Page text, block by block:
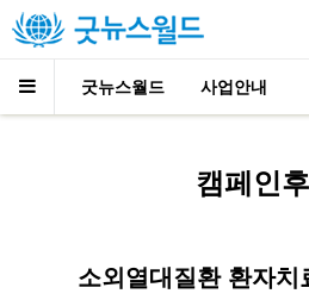
굿뉴스월드 사업안내
캠페인
소외열대질환 환자치